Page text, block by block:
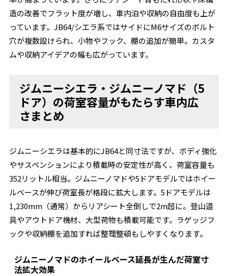
造の改善でフラット度が増し、車内泊や収納の自由度も上が
っています。JB64/シエラ系ではサイドにM6サイズのボルト
穴が複数設けられ、小物やフック、棚の追加が簡単。カスタ
ムや収納アイデアの幅も広がっています。
ジムニーシエラ・ジムニーノマド（5
ドア）の荷室容量がもたらす車内広
さまとめ
ジムニーシエラは基本的にJB64と同寸法ですが、ボディ強化
やサスペンションにより積載時の安定性が高く、荷室容量も
352リットル相当。ジムニーノマドや5ドアモデルではホイー
ルベースが伸び荷室長が格段に拡大します。5ドアモデルは
1,230mm（通常）からリアシート全倒しで2m超に。登山道
具やアウトドア機材、大型荷物も積載可能です。ラゲッジフ
ックや収納棚を追加すれば整理整頓もしやすくなります。
ジムニーノマドのホイールベース延長が生んだ荷室寸
法拡大効果